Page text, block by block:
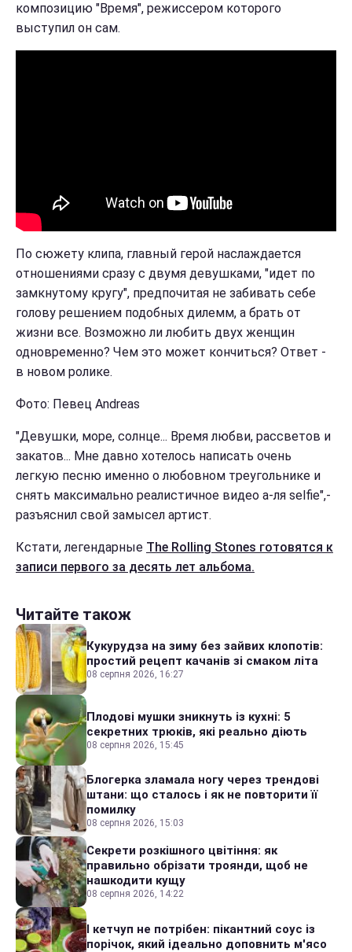
композицию "Время", режиссером которого
выступил он сам.
По сюжету клипа, главный герой наслаждается
отношениями сразу с двумя девушками, "идет по
замкнутому кругу", предпочитая не забивать себе
голову решением подобных дилемм, а брать от
жизни все. Возможно ли любить двух женщин
одновременно? Чем это может кончиться? Ответ -
в новом ролике.
Фото: Певец Andreas
"Девушки, море, солнце... Время любви, рассветов и
закатов... Мне давно хотелось написать очень
легкую песню именно о любовном треугольнике и
снять максимально реалистичное видео а-ля selfie",-
разъяснил свой замысел артист.
Кстати, легендарные The Rolling Stones готовятся к
записи первого за десять лет альбома.
Читайте також
Кукурудза на зиму без зайвих клопотів:
простий рецепт качанів зі смаком літа
08 серпня 2026, 16:27
Плодові мушки зникнуть із кухні: 5
секретних трюків, які реально діють
08 серпня 2026, 15:45
Блогерка зламала ногу через трендові
штани: що сталось і як не повторити її
помилку
08 серпня 2026, 15:03
Секрети розкішного цвітіння: як
правильно обрізати троянди, щоб не
нашкодити кущу
08 серпня 2026, 14:22
І кетчуп не потрібен: пікантний соус із
порічок, який ідеально доповнить м'ясо